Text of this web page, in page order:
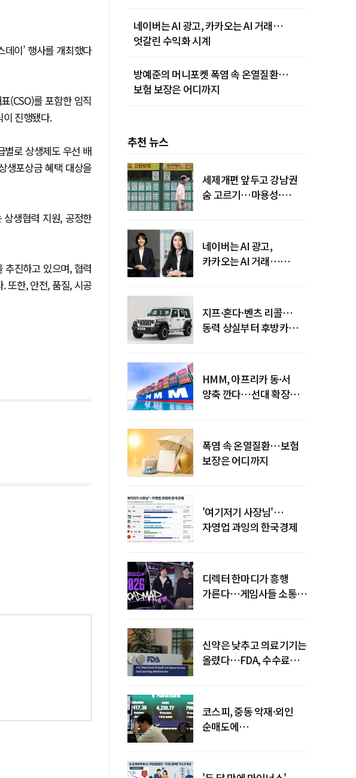
이’ 행사를 개최했다
(CSO)를 포함한 임직
진행됐다.
별로 상생제도 우선 배
생포상금 혜택 대상을
생협력 지원, 공정한
추진하고 있으며, 협력
또한, 안전, 품질, 시공
네이버는 AI 광고, 카카오는 AI 거래…
엇갈린 수익화 시계
방예준의 머니포켓 폭염 속 온열질환…
보험 보장은 어디까지
추천 뉴스
세제개편 앞두고 강남권
숨 고르기…마용성·
네이버는 AI 광고,
카카오는 AI 거래…
지프·혼다·벤츠 리콜…
동력 상실부터 후방카메라
HMM, 아프리카 동·서
양축 깐다…선대 확장
폭염 속 온열질환…보험
보장은 어디까지
'여기저기 사장님'…
자영업 과잉의 한국경제
디렉터 한마디가 흥행
가른다…게임사들 소통
신약은 낮추고 의료기기는
올렸다…FDA, 수수료
코스피, 중동 악재·외인
순매도에